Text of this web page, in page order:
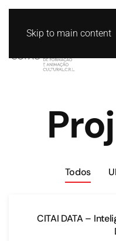
Skip to main content
Todos
CITAI DATA –